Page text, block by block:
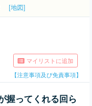
[地図]
マイリストに追加
【注意事項及び免責事項】
握ってくれる回ら